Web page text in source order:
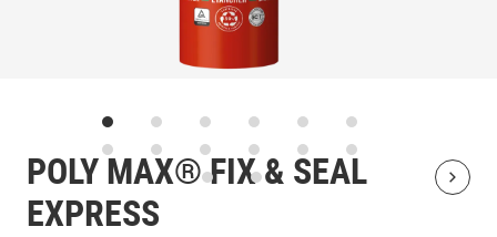
POLY MAX® FIX & SEAL
EXPRESS